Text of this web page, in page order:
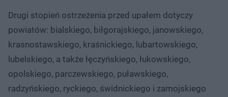
Drugi stopień ostrzeżenia przed upałem dotyczy
powiatów: bialskiego, biłgorajskiego, janowskiego,
krasnostawskiego, kraśnickiego, lubartowskiego,
lubelskiego, a także łęczyńskiego, łukowskiego,
opolskiego, parczewskiego, puławskiego,
radzyńskiego, ryckiego, świdnickiego i zamojskiego